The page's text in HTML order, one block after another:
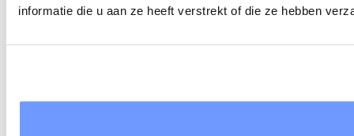
informatie die u aan ze heeft verstrekt of die ze hebben